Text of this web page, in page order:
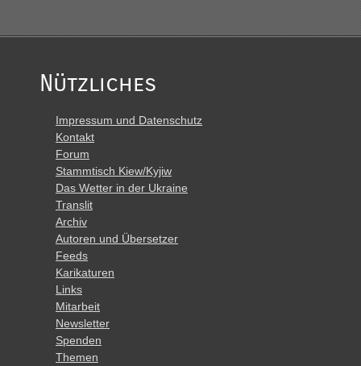
Nützliches
Impressum und Datenschutz
Kontakt
Forum
Stammtisch Kiew/Kyjiw
Das Wetter in der Ukraine
Translit
Archiv
Autoren und Übersetzer
Feeds
Karikaturen
Links
Mitarbeit
Newsletter
Spenden
Themen